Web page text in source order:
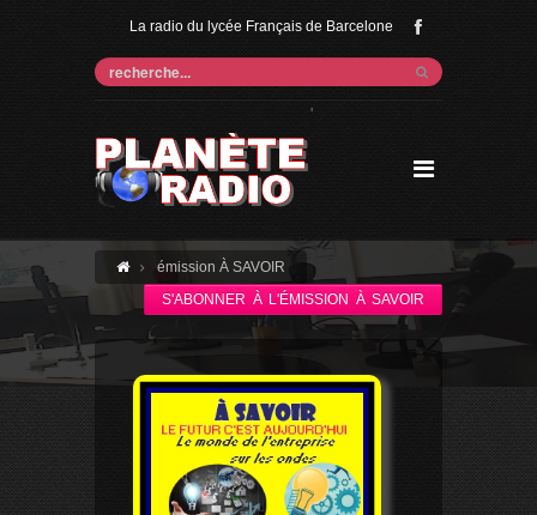
La radio du lycée Français de Barcelone
'
émission À SAVOIR
S'ABONNER À L'ÉMISSION À SAVOIR